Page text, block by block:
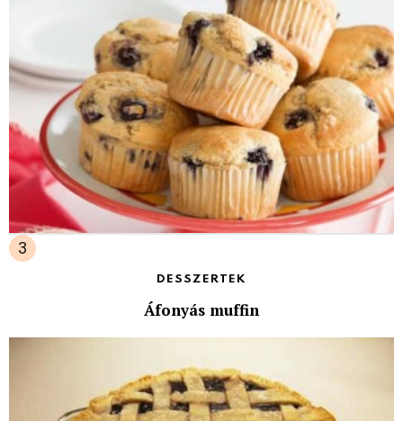
DESSZERTEK
Áfonyás muffin